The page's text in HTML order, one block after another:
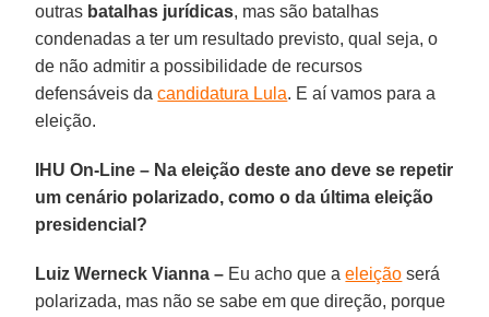
outras batalhas jurídicas, mas são batalhas
condenadas a ter um resultado previsto, qual seja, o
de não admitir a possibilidade de recursos
defensáveis dacandidatura Lula. E aí vamos para a
eleição.
IHU On-Line – Na eleição deste ano deve se repetir
um cenário polarizado, como o da última eleição
presidencial?
Luiz Werneck Vianna – Eu acho que aeleição será
polarizada, mas não se sabe em que direção, porque